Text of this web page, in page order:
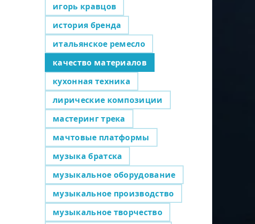
игорь кравцов
история бренда
итальянское ремесло
качество материалов
кухонная техника
лирические композиции
мастеринг трека
мачтовые платформы
музыка братска
музыкальное оборудование
музыкальное производство
музыкальное творчество